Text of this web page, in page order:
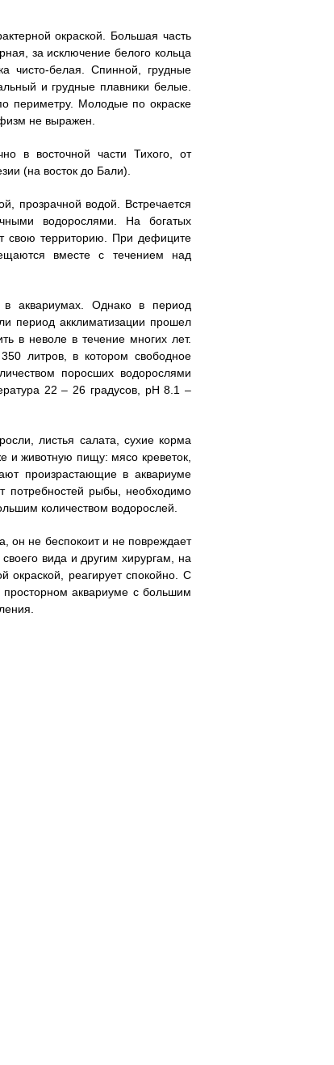
окраской. Большая часть
за исключение белого кольца
чисто-белая. Спинной, грудные
и грудные плавники белые.
периметру. Молодые по окраске
не выражен.
в восточной части Тихого, от
(на восток до Бали).
прозрачной водой. Встречается
водорослями. На богатых
свою территорию. При дефиците
вместе с течением над
в аквариумах. Однако в период
период акклиматизации прошел
в неволе в течение многих лет.
литров, в котором свободное
поросших водорослями
22 – 26 градусов, pH 8.1 –
листья салата, сухие корма
и животную пищу: мясо креветок,
произрастающие в аквариуме
потребностей рыбы, необходимо
количеством водорослей.
он не беспокоит и не повреждает
вида и другим хирургам, на
окраской, реагирует спокойно. С
просторном аквариуме с большим